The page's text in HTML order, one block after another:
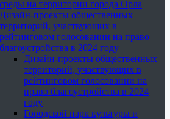
среды на территории города Орла
Дизайн-проекты общественных
территорий, участвующих в
рейтинговом голосовании на право
благоустройства в 2024 году
Дизайн-проекты общественных
территорий, участвующих в
рейтинговом голосовании на
право благоустройства в 2024
году
Городской парк культуры и